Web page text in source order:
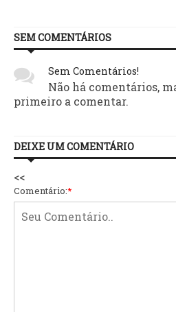
SEM COMENTÁRIOS
Sem Comentários!
Não há comentários,
primeiro a comentar.
DEIXE UM COMENTÁRIO
<<
Comentário:*